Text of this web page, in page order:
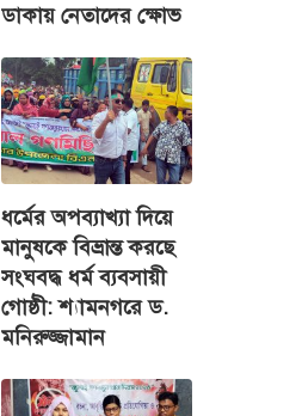
ডাকায় নেতাদের ক্ষোভ
ধর্মের অপব্যাখ্যা দিয়ে
মানুষকে বিভ্রান্ত করছে
সংঘবদ্ধ ধর্ম ব্যবসায়ী
গোষ্ঠী: শ্যামনগরে ড.
মনিরুজ্জামান